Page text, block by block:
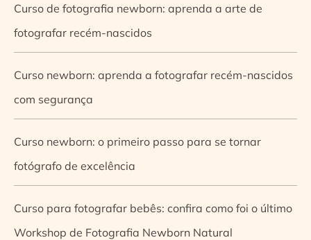
Curso de fotografia newborn: aprenda a arte de
fotografar recém-nascidos
Curso newborn: aprenda a fotografar recém-nascidos
com segurança
Curso newborn: o primeiro passo para se tornar
fotógrafo de excelência
Curso para fotografar bebês: confira como foi o último
Workshop de Fotografia Newborn Natural